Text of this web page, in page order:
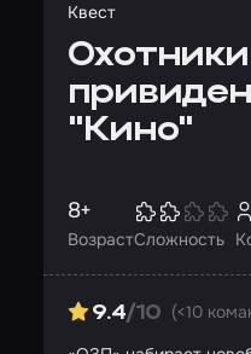
Квест
Охотники
"Кино"
Возраст
8+
Сложность
9.4/10 (<10